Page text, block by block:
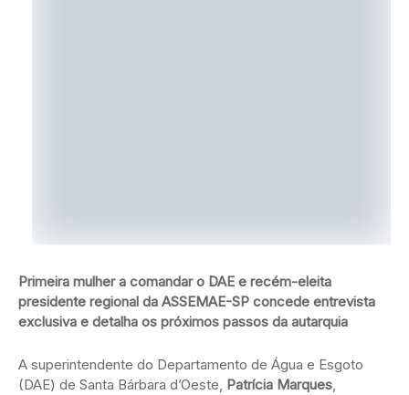
Primeira mulher a comandar o DAE e recém-eleita
presidente regional da ASSEMAE-SP concede entrevista
exclusiva e detalha os próximos passos da autarquia
A superintendente do Departamento de Água e Esgoto
(DAE) de Santa Bárbara d’Oeste, Patrícia Marques,